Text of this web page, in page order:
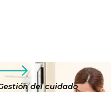
Gestión del cuidado